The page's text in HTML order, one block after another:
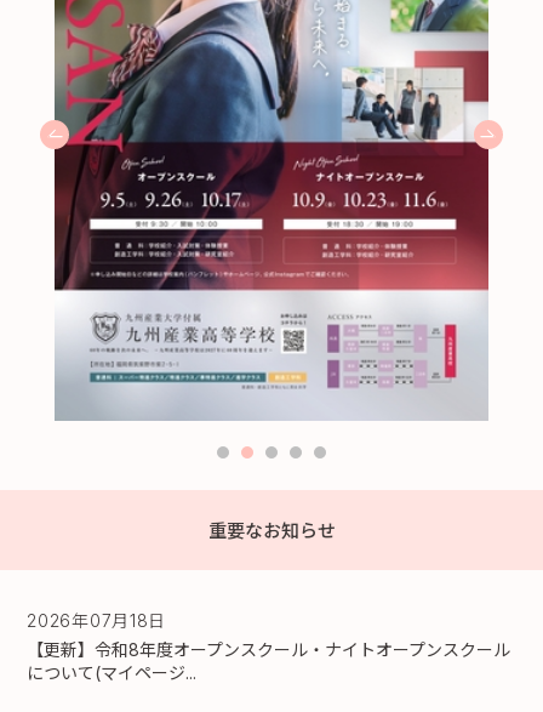
重要なお知らせ
2026年07月18日
【更新】令和8年度オープンスクール・ナイトオープンスクール
について(マイページ...